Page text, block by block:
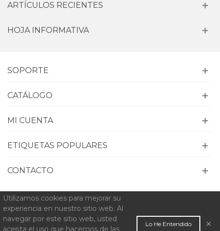
ARTÍCULOS RECIENTES
HOJA INFORMATIVA
SOPORTE
CATÁLOGO
MI CUENTA
ETIQUETAS POPULARES
CONTACTO
© 2022 Alejandro Carrero. Todos los derechos reservados.
Utilizamos cookies para mejorar su
experiencia en nuestro sitio web. Al
navegar por este sitio web, usted
acepta el uso que hacemos de las
Lo He Entendido ×